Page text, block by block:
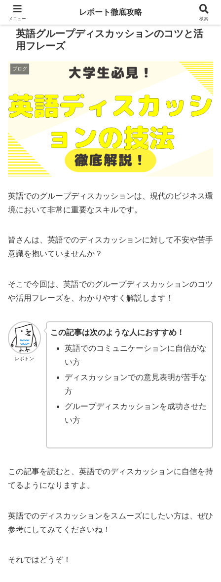
英語グループディスカッションのコツと活
用フレーズ
ブログ
英語でのグループディスカッションは、現代のビジネス環
境において非常に重要なスキルです。
皆さんは、英語でのディスカッションに対して不安や苦手
意識を抱いていませんか？
そこで今回は、英語でのグループディスカッションのコツ
や活用フレーズを、わかりやすく解説します！
レポトン
この記事は次のような人におすすめ！
英語でのコミュニケーションに自信がな
い方
ディスカッションでの意見表明が苦手な
方
グループディスカッションを成功させた
い方
この記事を読むと、英語でのディスカッションに自信を持
てるようになりますよ。
英語でのディスカッションをスムーズにしたい方は、ぜひ
参考にしてみてくださいね！
それではどうぞ！
メニュー
レポート徹底攻略
検索